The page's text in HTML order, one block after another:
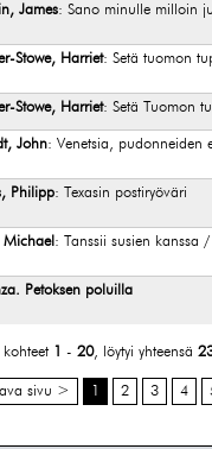
James: Sano minulle milloin
Stowe, Harriet: Setä tuomon
Stowe, Harriet: Setä Tuomon
John: Venetsia, pudonneiden
Philipp: Texasin postiryöväri
Michael : Tanssii susien kanssa
Petoksen poluilla
kohteet 1 - 20, löytyi yhteensä
sivu > 1 2 3 4